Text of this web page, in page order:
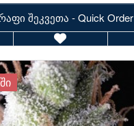
შეკვეთა - Quick Order